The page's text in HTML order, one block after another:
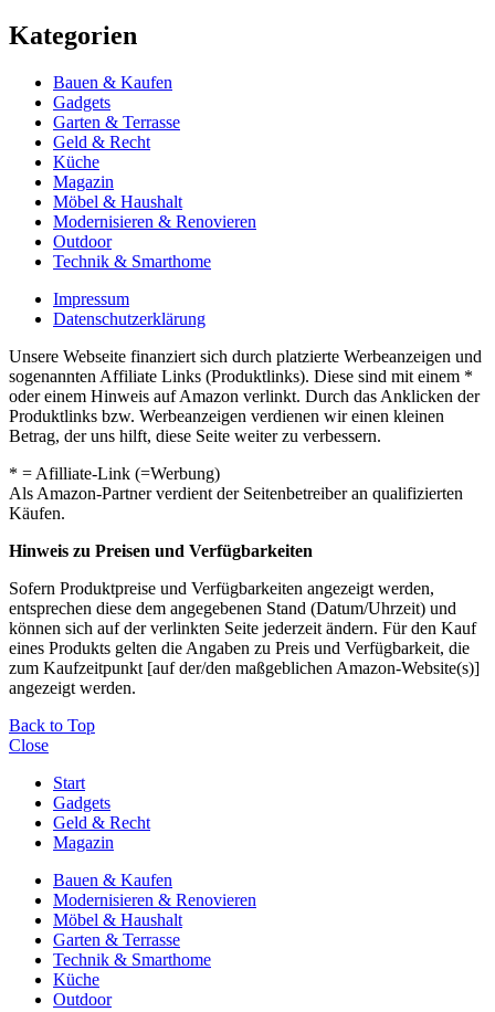
Kategorien
Bauen & Kaufen
Gadgets
Garten & Terrasse
Geld & Recht
Küche
Magazin
Möbel & Haushalt
Modernisieren & Renovieren
Outdoor
Technik & Smarthome
Impressum
Datenschutzerklärung
Unsere Webseite finanziert sich durch platzierte Werbeanzeigen und
sogenannten Affiliate Links (Produktlinks). Diese sind mit einem *
oder einem Hinweis auf Amazon verlinkt. Durch das Anklicken der
Produktlinks bzw. Werbeanzeigen verdienen wir einen kleinen
Betrag, der uns hilft, diese Seite weiter zu verbessern.
* = Afilliate-Link (=Werbung)
Als Amazon-Partner verdient der Seitenbetreiber an qualifizierten
Käufen.
Hinweis zu Preisen und Verfügbarkeiten
Sofern Produktpreise und Verfügbarkeiten angezeigt werden,
entsprechen diese dem angegebenen Stand (Datum/Uhrzeit) und
können sich auf der verlinkten Seite jederzeit ändern. Für den Kauf
eines Produkts gelten die Angaben zu Preis und Verfügbarkeit, die
zum Kaufzeitpunkt [auf der/den maßgeblichen Amazon-Website(s)]
angezeigt werden.
Back to Top
Close
Start
Gadgets
Geld & Recht
Magazin
Bauen & Kaufen
Modernisieren & Renovieren
Möbel & Haushalt
Garten & Terrasse
Technik & Smarthome
Küche
Outdoor